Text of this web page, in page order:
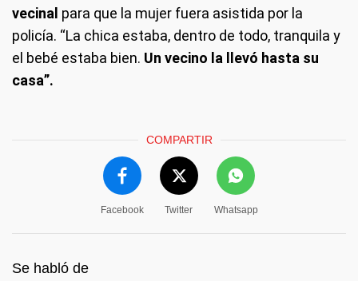
vecinal para que la mujer fuera asistida por la
policía. “La chica estaba, dentro de todo, tranquila y
el bebé estaba bien. Un vecino la llevó hasta su
casa”.
COMPARTIR
Facebook Twitter Whatsapp
Se habló de